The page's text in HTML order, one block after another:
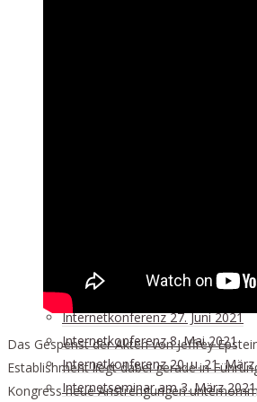
Internetkonferenz, 31. Juli
Internetkonferenz 24. Juli 2021
Internetkonferenz 27. Juni 2021
Internetkonferenz 8. Mai 2021
Internetkonferenz 20. u. 21.
Internetseminar am 3. März 2021
Das Gespenst der Akten von Jeffrey
Establishment liegt dabei gerade in
Kongress neue Anstrengungen